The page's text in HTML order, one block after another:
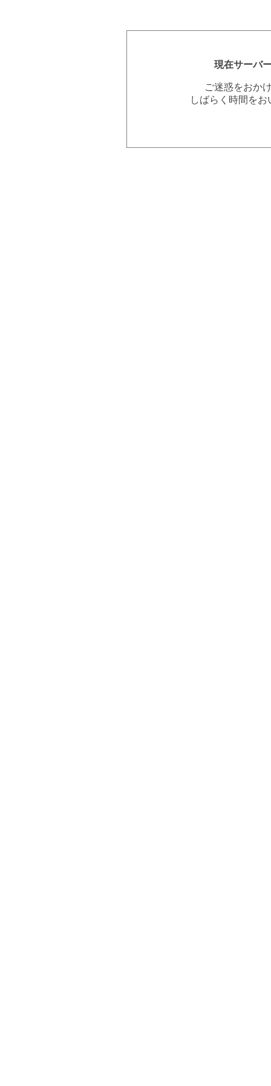
現在サーバ
ご迷惑をおか
しばらく時間を